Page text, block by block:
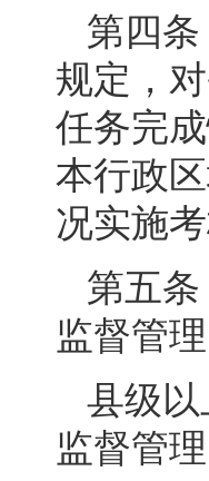
第四
规定，
任务完
本行政
况实施
第五
监督管理
县级
监督管理